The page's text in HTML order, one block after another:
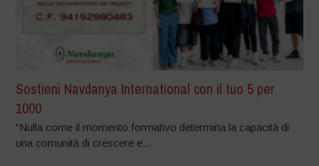
Sostieni Navdanya International con il tuo 5 per
1000
“Nulla come il momento formativo determina la capacità di
una comunità di crescere e...